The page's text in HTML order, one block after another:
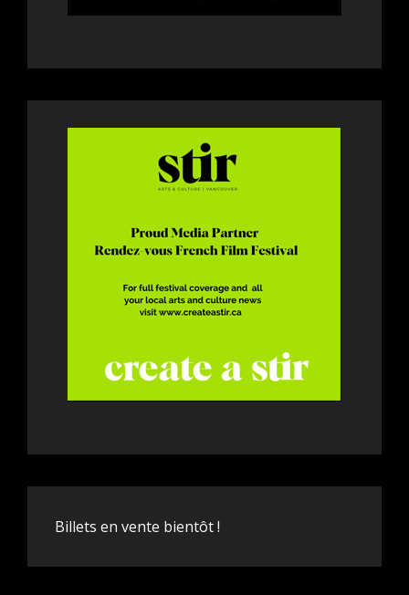
Billets en vente bientôt !